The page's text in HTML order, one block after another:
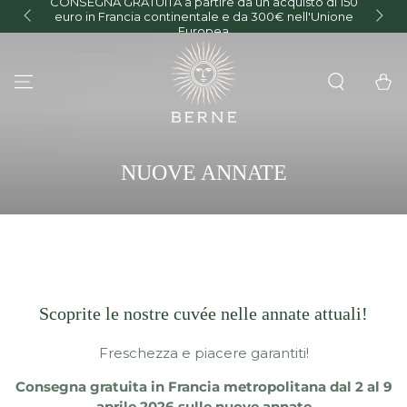
PASSA AL
CONTENUTO
euro in Francia continentale e da 300€ nell'Unione
Europea
Carello
COLLEZIONE:
NUOVE ANNATE
Scoprite le nostre cuvée nelle annate attuali!
Freschezza e piacere garantiti!
Consegna gratuita in Francia metropolitana dal 2 al 9